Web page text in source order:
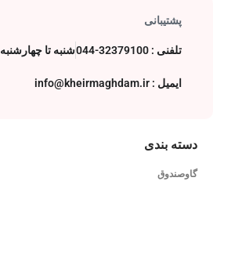
پشتیبانی
تلفنی : 32379100-044 شنبه تا چهارشنبه 9 الی ۲۱ - پنجشنبه 9 الی 17
ایمیل : info@kheirmaghdam.ir
دسته بندی
گاوصندوق